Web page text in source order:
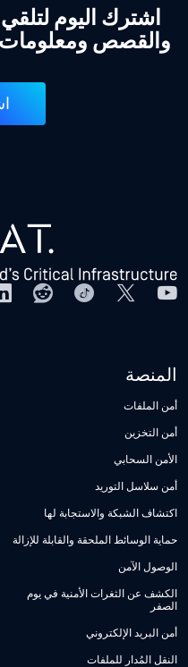
اشترك اليوم
والقصص ومعلومات
المنصة
أمن الملفات
أمن التخزين
الأمن السحابي
أمن سلاسل التوريد
اكتشاف الشبكة والاستجابة لها
حماية الوسائط الملحقة والقابلة للإزالة
الوصول الآمن
الكشف عن الثغرات الأمنية في يوم
الصفر
أمن البريد الإلكتروني
النقل المُدار للملفات